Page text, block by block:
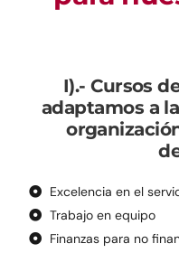
I).- Cursos
adaptamos a
Excelencia en el
Trabajo en equipo​
Finanzas para no